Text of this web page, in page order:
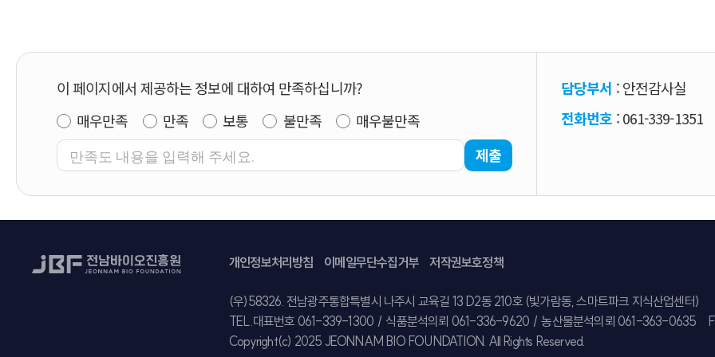
이 페이지에서 제공하는 정보에 대하여 만족하십니까?
매우만족
만족 보통 불만족
매우불만족
제출
담당부서 : 안전감사실
전화번호 : 061-339-1351
개인정보처리방침 이메일무단수집거부 저작권보호정책
주소
(우)58326. 전남광주통합특별시 나주시 교육길 13 D2동 210호 (빛가람동, 스마트파크 지식산업센터)
TEL. 대표번호 061-339-1300 / 식품분석의뢰 061-336-9620 / 농산물분석의뢰 061-363-0635
Copyright(c) 2025 JEONNAM BIO FOUNDATION. All Rights Reserved.